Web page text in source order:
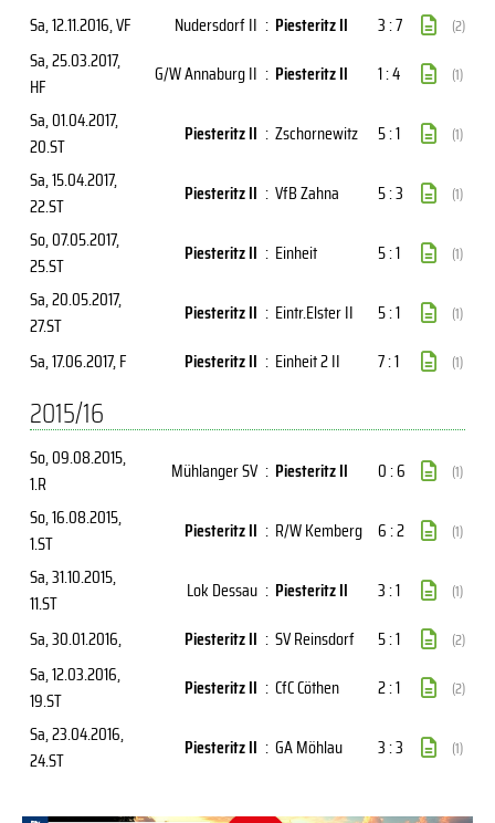
Sa, 12.11.2016, VF Nudersdorf II : Piesteritz II 3 : 7 (2)
Sa, 25.03.2017,
HF
G/W Annaburg II : Piesteritz II 1 : 4 (1)
Sa, 01.04.2017,
20.ST
Piesteritz II : Zschornewitz 5 : 1 (1)
Sa, 15.04.2017,
22.ST
Piesteritz II : VfB Zahna 5 : 3 (1)
So, 07.05.2017,
25.ST
Piesteritz II : Einheit 5 : 1 (1)
Sa, 20.05.2017,
27.ST
Piesteritz II : Eintr.Elster II 5 : 1 (1)
Sa, 17.06.2017, F Piesteritz II : Einheit 2 II 7 : 1 (1)
2015/16
So, 09.08.2015,
1.R
Mühlanger SV : Piesteritz II 0 : 6 (1)
So, 16.08.2015,
1.ST
Piesteritz II : R/W Kemberg 6 : 2 (1)
Sa, 31.10.2015,
11.ST
Lok Dessau : Piesteritz II 3 : 1 (1)
Sa, 30.01.2016, Piesteritz II : SV Reinsdorf 5 : 1 (2)
Sa, 12.03.2016,
19.ST
Piesteritz II : CfC Cöthen 2 : 1 (2)
Sa, 23.04.2016,
24.ST
Piesteritz II : GA Möhlau 3 : 3 (1)